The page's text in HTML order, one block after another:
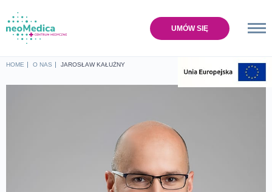
UMÓW SIĘ
HOME O NAS JAROSŁAW KAŁUŻNYHome
Oferta
Baza wiedzy
O nas
Lokalizacje
Sklep